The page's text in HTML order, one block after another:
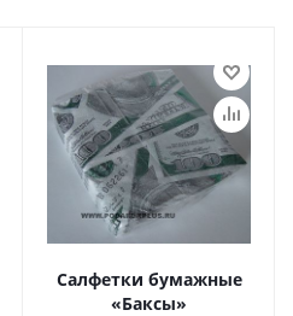
Салфетки бумажные
«Баксы»